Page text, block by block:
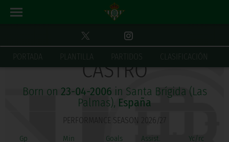
PORTADA PLANTILLA PARTIDOS CLASIFICACIÓN
JORGE LUIS RODRÍGUEZ
CASTRO
Born on 23-04-2006 in Santa Brígida (Las
Palmas), España
PERFORMANCE SEASON 2026/27